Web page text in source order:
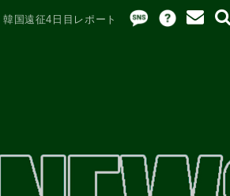
国遠征4日目レポート